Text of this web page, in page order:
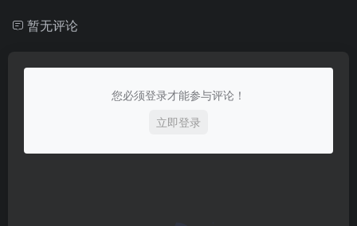
暂无评论
您必须登录才能参与评论！
立即登录